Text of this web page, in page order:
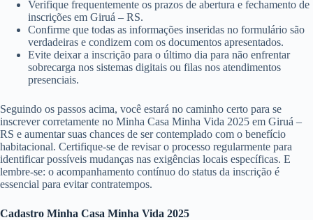
Verifique frequentemente os prazos de abertura e fechamento de
inscrições em Giruá – RS.
Confirme que todas as informações inseridas no formulário são
verdadeiras e condizem com os documentos apresentados.
Evite deixar a inscrição para o último dia para não enfrentar
sobrecarga nos sistemas digitais ou filas nos atendimentos
presenciais.
Seguindo os passos acima, você estará no caminho certo para se
inscrever corretamente no Minha Casa Minha Vida 2025 em Giruá –
RS e aumentar suas chances de ser contemplado com o benefício
habitacional. Certifique-se de revisar o processo regularmente para
identificar possíveis mudanças nas exigências locais específicas. E
lembre-se: o acompanhamento contínuo do status da inscrição é
essencial para evitar contratempos.
Cadastro Minha Casa Minha Vida 2025